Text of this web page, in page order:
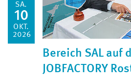
SA.
10
OKT.
2026
Bereich SAL auf
JOBFACTORY